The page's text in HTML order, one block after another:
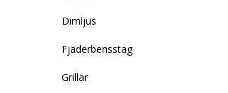
Dimljus
Fjäderbensstag
Grillar